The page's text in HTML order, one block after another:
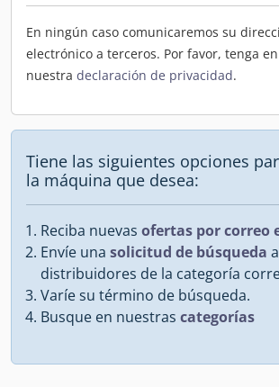
En ningún caso comunicaremos su
electrónico a terceros. Por favor, tenga
nuestra declaración de privacidad.
Tiene las siguientes opciones
la máquina que desea:
Reciba nuevas ofertas por correo
Envíe una solicitud de búsqueda
distribuidores de la categoría
Varíe su término de búsqueda.
Busque en nuestras categorías